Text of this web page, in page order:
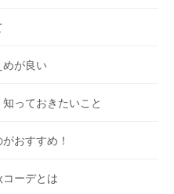
が良い
っておきたいこと
おすすめ！
ーデとは